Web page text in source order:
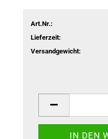
Art.Nr.:
Lieferzeit:
Versandgewicht: